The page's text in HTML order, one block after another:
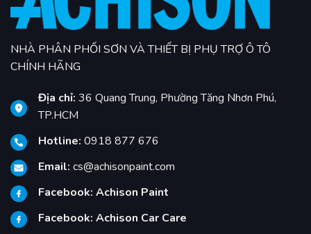
NHÀ PHÂN PHỐI SƠN VÀ THIẾT BỊ PHỤ TRỢ Ô TÔ
CHÍNH HÃNG
Địa chỉ: 36 Quang Trung, Phường Tăng Nhơn Phú,
TP.HCM
Hotline: 0918 877 676
Email: cs@achisonpaint.com
Facebook: Achison Paint
Facebook: Achison Car Care